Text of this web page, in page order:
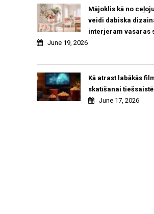
Mājoklis kā no
veidi dabiska
interjeram vasaras
June 19, 2026
Kā atrast labākās
skatīšanai tiešsaistē
June 17, 2026